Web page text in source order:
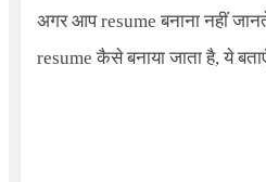
अगर आप resume बनाना नहीं
resume कैसे बनाया जाता है, ये